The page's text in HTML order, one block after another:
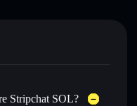
Stripchat SOL?